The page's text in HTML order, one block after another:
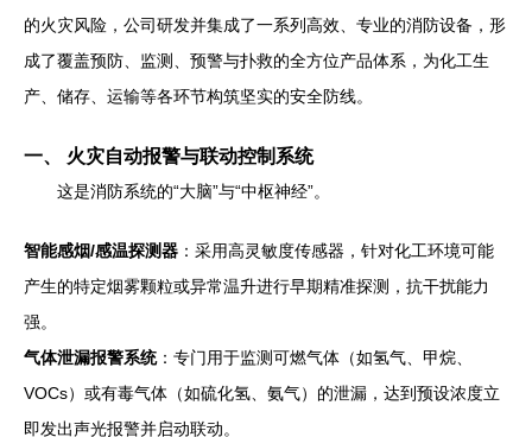
的火灾风险，公司研发并集成了一系列高效、专业的消防设备，形
成了覆盖预防、监测、预警与扑救的全方位产品体系，为化工生
产、储存、运输等各环节构筑坚实的安全防线。
一、 火灾自动报警与联动控制系统
这是消防系统的“大脑”与“中枢神经”。
智能感烟/感温探测器 ：采用高灵敏度传感器，针对化工环境可能
产生的特定烟雾颗粒或异常温升进行早期精准探测，抗干扰能力
强。
气体泄漏报警系统：专门用于监测可燃气体（如氢气、甲烷、
VOCs）或有毒气体（如硫化氢、氨气）的泄漏，达到预设浓度立
即发出声光报警并启动联动。